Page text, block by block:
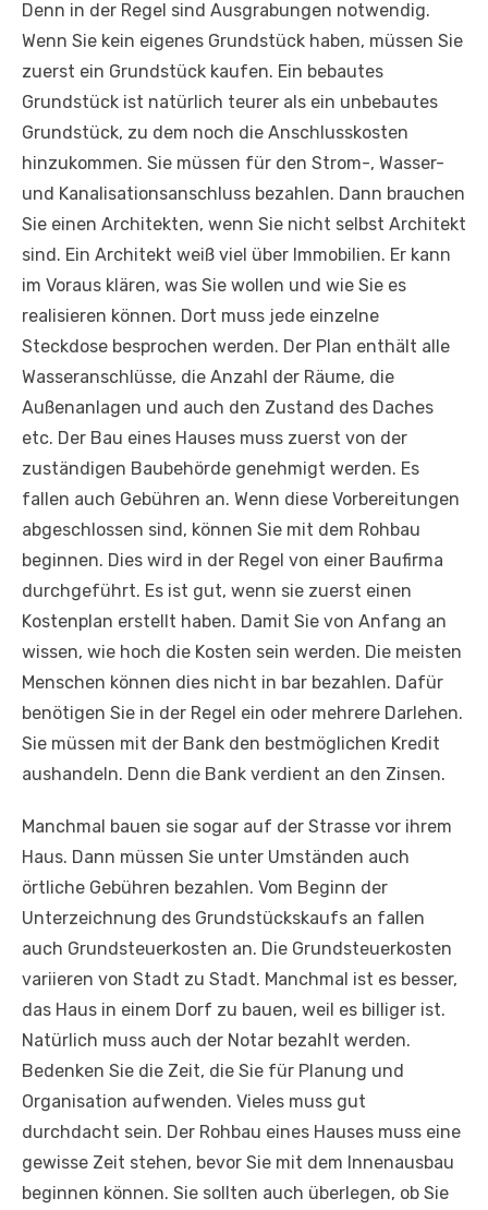
Denn in der Regel sind Ausgrabungen notwendig.
Wenn Sie kein eigenes Grundstück haben, müssen Sie
zuerst ein Grundstück kaufen. Ein bebautes
Grundstück ist natürlich teurer als ein unbebautes
Grundstück, zu dem noch die Anschlusskosten
hinzukommen. Sie müssen für den Strom-, Wasser-
und Kanalisationsanschluss bezahlen. Dann brauchen
Sie einen Architekten, wenn Sie nicht selbst Architekt
sind. Ein Architekt weiß viel über Immobilien. Er kann
im Voraus klären, was Sie wollen und wie Sie es
realisieren können. Dort muss jede einzelne
Steckdose besprochen werden. Der Plan enthält alle
Wasseranschlüsse, die Anzahl der Räume, die
Außenanlagen und auch den Zustand des Daches
etc. Der Bau eines Hauses muss zuerst von der
zuständigen Baubehörde genehmigt werden. Es
fallen auch Gebühren an. Wenn diese Vorbereitungen
abgeschlossen sind, können Sie mit dem Rohbau
beginnen. Dies wird in der Regel von einer Baufirma
durchgeführt. Es ist gut, wenn sie zuerst einen
Kostenplan erstellt haben. Damit Sie von Anfang an
wissen, wie hoch die Kosten sein werden. Die meisten
Menschen können dies nicht in bar bezahlen. Dafür
benötigen Sie in der Regel ein oder mehrere Darlehen.
Sie müssen mit der Bank den bestmöglichen Kredit
aushandeln. Denn die Bank verdient an den Zinsen.
Manchmal bauen sie sogar auf der Strasse vor ihrem
Haus. Dann müssen Sie unter Umständen auch
örtliche Gebühren bezahlen. Vom Beginn der
Unterzeichnung des Grundstückskaufs an fallen
auch Grundsteuerkosten an. Die Grundsteuerkosten
variieren von Stadt zu Stadt. Manchmal ist es besser,
das Haus in einem Dorf zu bauen, weil es billiger ist.
Natürlich muss auch der Notar bezahlt werden.
Bedenken Sie die Zeit, die Sie für Planung und
Organisation aufwenden. Vieles muss gut
durchdacht sein. Der Rohbau eines Hauses muss eine
gewisse Zeit stehen, bevor Sie mit dem Innenausbau
beginnen können. Sie sollten auch überlegen, ob Sie